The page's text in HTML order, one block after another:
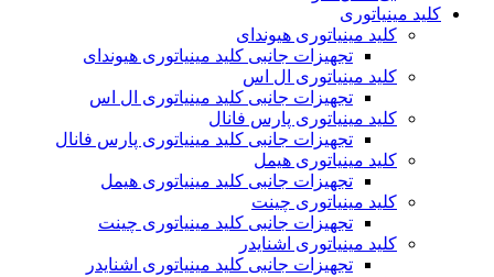
کلید مینیاتوری
کلید مینیاتوری هیوندای
تجهیزات جانبی کلید مینیاتوری هیوندای
کلید مینیاتوری ال اس
تجهیزات جانبی کلید مینیاتوری ال اس
کلید مینیاتوری پارس فانال
تجهیزات جانبی کلید مینیاتوری پارس فانال
کلید مینیاتوری هیمل
تجهیزات جانبی کلید مینیاتوری هیمل
کلید مینیاتوری چینت
تجهیزات جانبی کلید مینیاتوری چینت
کلید مینیاتوری اشنایدر
تجهیزات جانبی کلید مینیاتوری اشنایدر